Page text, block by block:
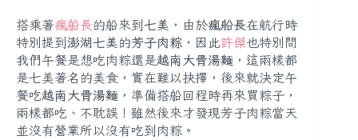
搭乘著瘋船長的船來到 七美 ，由於瘋船長在航行時
特別提到 澎湖七美的芳子肉粽 ，因此許傑也特別問
我們午餐是想吃肉粽還是越南大骨湯麵 ，這兩樣都
是七美著名的美食，實在難以抉擇，後來就決定午
餐吃越南大骨湯麵 ，準備搭船回程時再來買粽子，
兩樣都吃、不耽誤！雖然後來才發現芳子肉粽當天
並沒有營業所以沒有吃到肉粽。